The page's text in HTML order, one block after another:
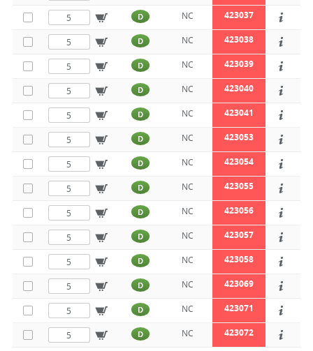
D NC 423037
D NC 423038
D NC 423039
D NC 423040
D NC 423041
D NC 423053
D NC 423054
D NC 423055
D NC 423056
D NC 423057
D NC 423058
D NC 423069
D NC 423071
D NC 423072